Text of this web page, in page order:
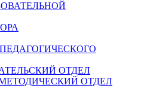
ОТДЕЛ
ОТДЕЛ